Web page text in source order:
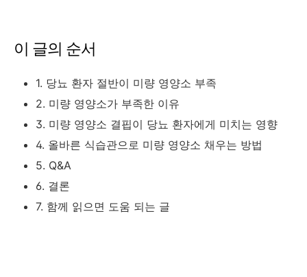
이 글의 순서
1. 당뇨 환자 절반이 미량 영양소 부족
2. 미량 영양소가 부족한 이유
3. 미량 영양소 결핍이 당뇨 환자에게 미치는 영향
4. 올바른 식습관으로 미량 영양소 채우는 방법
5. Q&A
6. 결론
7. 함께 읽으면 도움 되는 글